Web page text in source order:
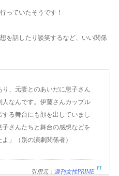
っていたそうです！
を話したり談笑するなど、いい関係
り、元妻とのあいだに息子さん
なんです。伊藤さんカップル
る舞台にも顔を出していまし
子さんたちと舞台の感想などを
よ」（別の演劇関係者）
引用元： 週刊女性PRIME